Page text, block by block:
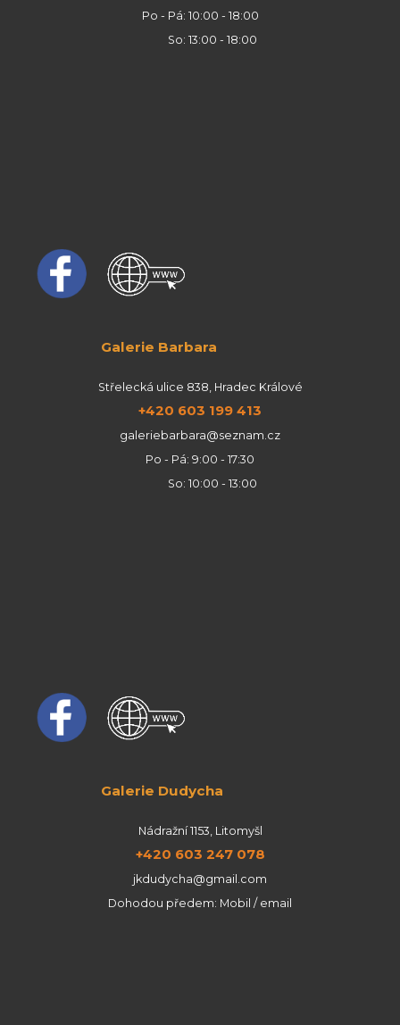
Po - Pá: 10:00 - 18:00
So: 13:00 - 18:00
Galerie Barbara
Střelecká ulice 838, Hradec Králové
+420 603 199 413
galeriebarbara@seznam.cz
Po - Pá: 9:00 - 17:30
So: 10:00 - 13:00
Galerie Dudycha
Nádražní 1153, Litomyšl
+420 603 247 078
jkdudycha@gmail.com
Dohodou předem: Mobil / email